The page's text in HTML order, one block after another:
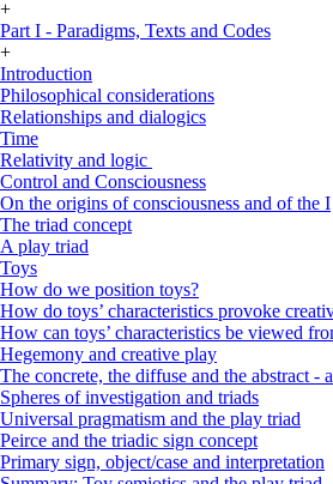
+
Part I - Paradigms, Texts and Codes
+
Introduction
Philosophical considerations
Relationships and dialogics
Time
Relativity and logic
Control and Consciousness
On the origins of consciousness and of the I
The triad concept
A play triad
Toys
How do we position toys?
How do toys’ characteristics provoke
How can toys’ characteristics be viewed
Hegemony and creative play
The concrete, the diffuse and the abstract -
Spheres of investigation and triads
Universal pragmatism and the play triad
Peirce and the triadic sign concept
Primary sign, object/case and interpretation